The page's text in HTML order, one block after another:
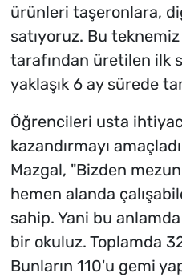
ürünleri taşeronlara,
satıyoruz. Bu
tarafından üretilen ilk
yaklaşık 6 ay sürede
Öğrencileri usta
kazandırmayı
Mazgal, "Bizden
hemen alanda
sahip. Yani bu
bir okuluz. Toplamda
Bunların 110'u gemi